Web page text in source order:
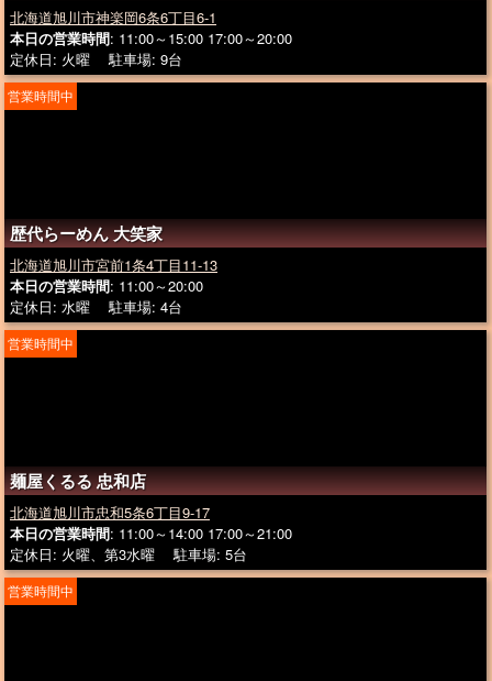
北海道旭川市神楽岡6条6丁目6-1
本日の営業時間: 11:00～15:00 17:00～20:00
定休日: 火曜 駐車場: 9台
歴代らーめん 大笑家
営業時間中
北海道旭川市宮前1条4丁目11-13
本日の営業時間: 11:00～20:00
定休日: 水曜 駐車場: 4台
麺屋くるる 忠和店
営業時間中
北海道旭川市忠和5条6丁目9-17
本日の営業時間: 11:00～14:00 17:00～21:00
定休日: 火曜、第3水曜 駐車場: 5台
営業時間中